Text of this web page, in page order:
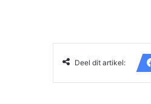
Deel dit artikel: